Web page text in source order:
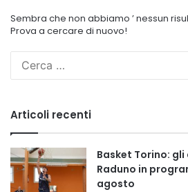
Sembra che non abbiamo ’ nessun
Prova a cercare di nuovo!
Articoli recenti
Basket Torino:
Raduno in
agosto